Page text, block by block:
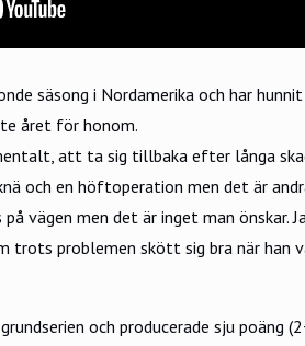
säsong i Nordamerika och har
året för honom.
att ta sig tillbaka efter långa
och en höftoperation men det är
vägen men det är inget man
trots problemen skött sig bra när han
och producerade sju poäng